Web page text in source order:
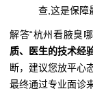
查,这是保障
解答“杭州看腋臭
质、医生的技术经
断，建议您放平心
最终通过专业面诊